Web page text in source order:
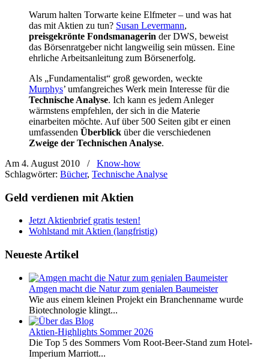
Warum halten Torwarte keine Elfmeter – und was hat
das mit Aktien zu tun? Susan Levermann,
preisgekrönte Fondsmanagerin der DWS, beweist
das Börsenratgeber nicht langweilig sein müssen. Eine
ehrliche Arbeitsanleitung zum Börsenerfolg.
Als „Fundamentalist“ groß geworden, weckte
Murphys’ umfangreiches Werk mein Interesse für die
Technische Analyse. Ich kann es jedem Anleger
wärmstens empfehlen, der sich in die Materie
einarbeiten möchte. Auf über 500 Seiten gibt er einen
umfassenden Überblick über die verschiedenen
Zweige der Technischen Analyse.
Am 4. August 2010
/
Know-how
Schlagwörter: Bücher, Technische Analyse
Geld verdienen mit Aktien
Jetzt Aktienbrief gratis testen!
Wohlstand mit Aktien (langfristig)
Neueste Artikel
Amgen macht die Natur zum genialen Baumeister
Wie aus einem kleinen Projekt ein Branchenname wurde
Biotechnologie klingt...
Aktien-Highlights Sommer 2026
Die Top 5 des Sommers Vom Root-Beer-Stand zum Hotel-
Imperium Marriott...